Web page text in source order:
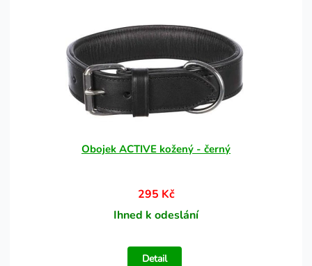
Obojek ACTIVE kožený - černý
295 Kč
Ihned k odeslání
Detail